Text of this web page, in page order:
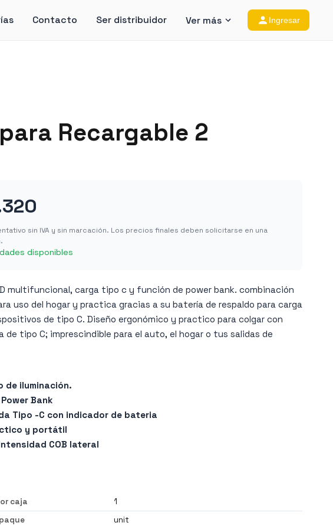
Contacto Ser distribuidor Ver más Ingresar
Recargable 2
sin IVA y sin marcación. Los precios finales deben solicitarse en una
disponibles
multifuncional, carga tipo c y función de power bank. combinación
uso del hogar y practica gracias a su batería de respaldo para carga
de tipo C. Diseño ergonómico y practico para colgar con
de tipo C; imprescindible para el auto, el hogar o tus salidas de
de iluminación.
Bank
Tipo -C con indicador de bateria
y portátil
COB lateral
caja
1
unit